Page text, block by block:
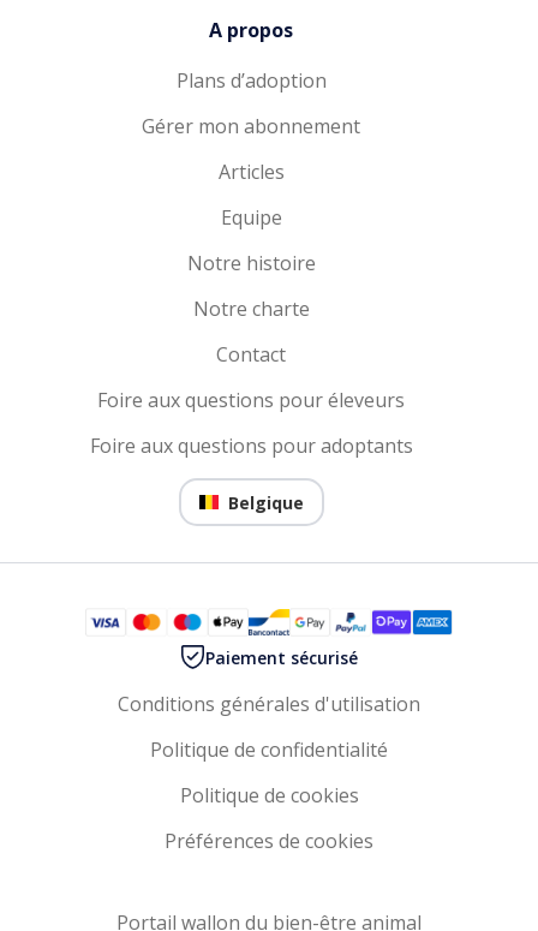
A propos
Plans d’adoption
Gérer mon abonnement
Articles
Equipe
Notre histoire
Notre charte
Contact
Foire aux questions pour éleveurs
Foire aux questions pour adoptants
Belgique
Paiement sécurisé
Conditions générales d'utilisation
Politique de confidentialité
Politique de cookies
Préférences de cookies
Portail wallon du bien-être animal